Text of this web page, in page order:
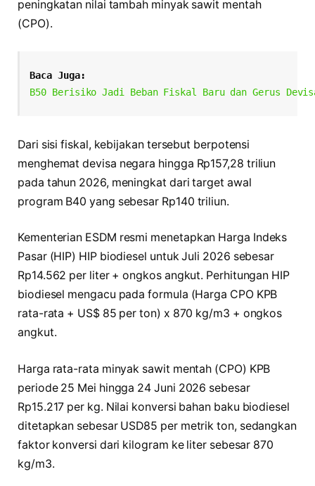
peningkatan nilai tambah minyak sawit mentah
(CPO).
Baca Juga:
B50 Berisiko Jadi Beban Fiskal Baru dan Gerus
Dari sisi fiskal, kebijakan tersebut berpotensi
menghemat devisa negara hingga Rp157,28 triliun
pada tahun 2026, meningkat dari target awal
program B40 yang sebesar Rp140 triliun.
Kementerian ESDM resmi menetapkan Harga Indeks
Pasar (HIP) HIP biodiesel untuk Juli 2026 sebesar
Rp14.562 per liter + ongkos angkut. Perhitungan HIP
biodiesel mengacu pada formula (Harga CPO KPB
rata-rata + US$ 85 per ton) x 870 kg/m3 + ongkos
angkut.
Harga rata-rata minyak sawit mentah (CPO) KPB
periode 25 Mei hingga 24 Juni 2026 sebesar
Rp15.217 per kg. Nilai konversi bahan baku biodiesel
ditetapkan sebesar USD85 per metrik ton, sedangkan
faktor konversi dari kilogram ke liter sebesar 870
kg/m3.